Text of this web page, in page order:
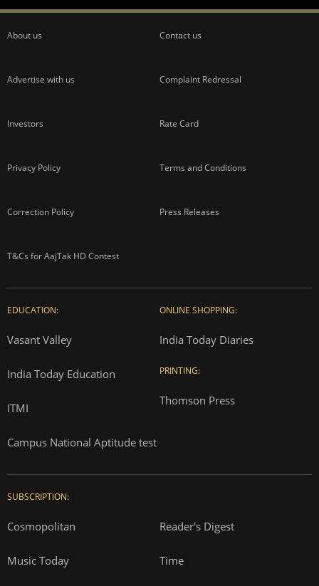
About us Contact us
Advertise with us Complaint Redressal
Investors Rate Card
Privacy Policy Terms and Conditions
Correction Policy Press Releases
T&Cs for AajTak HD Contest
EDUCATION:
Vasant Valley
India Today Education
ITMI
Campus National Aptitude test
ONLINE SHOPPING:
India Today Diaries
PRINTING:
Thomson Press
SUBSCRIPTION:
Cosmopolitan Reader's Digest
Music Today Time